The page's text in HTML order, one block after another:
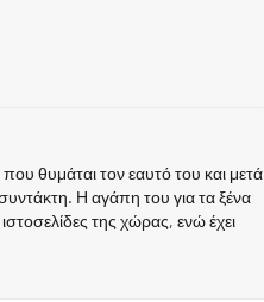
θυμάται τον εαυτό του και μετά
Η αγάπη του για τα ξένα
της χώρας, ενώ έχει